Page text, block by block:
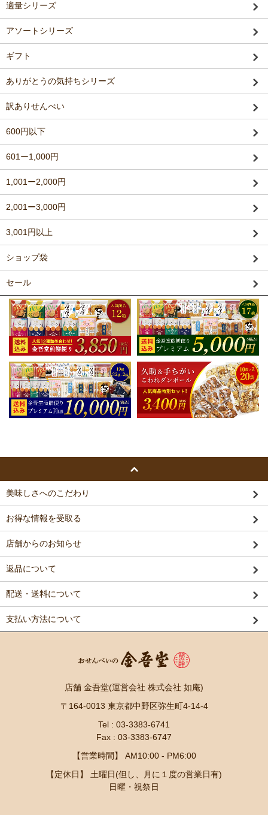
適量シリーズ
アソートシリーズ
ギフト
ありがとうの気持ちシリーズ
訳ありせんべい
600円以下
601ー1,000円
1,001ー2,000円
2,001ー3,000円
3,001円以上
ショップ袋
セール
美味しさへのこだわり
お得な情報を受取る
店舗からのお知らせ
返品について
配送・送料について
支払い方法について
店舗 金吾堂(運営会社 株式会社 如庵)
〒164-0013 東京都中野区弥生町4-14-4
Tel : 03-3383-6741
Fax : 03-3383-6747
【営業時間】 AM10:00 - PM6:00
【定休日】 土曜日(但し、月に１度の営業日有)
日曜・祝祭日